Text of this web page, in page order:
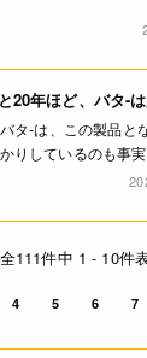
20年ほど、バタ-
タ-は、この製品と
りしているのも事実
全111件中 1 - 10件
4 5 6 7